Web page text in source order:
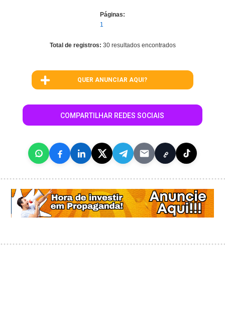
Páginas:
1
Total de registros: 30 resultados encontrados
QUER ANUNCIAR AQUI?
COMPARTILHAR REDES SOCIAIS